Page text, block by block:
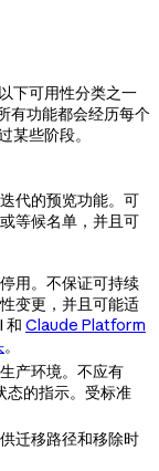
下可用性分类之一
有功能都会经历每个
某些阶段。
代的预览功能。可
等候名单，并且可
用。不保证可持续
变更，并且可能适
和 Claude Platform
。
产环境。不应有
态的指示。受标准
迁移路径和移除时